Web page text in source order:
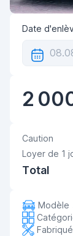
Date
2
Caution
Loyer de 1
Total
Modèle
Fabriqué